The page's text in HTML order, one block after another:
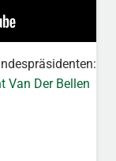
Van Der Bellen